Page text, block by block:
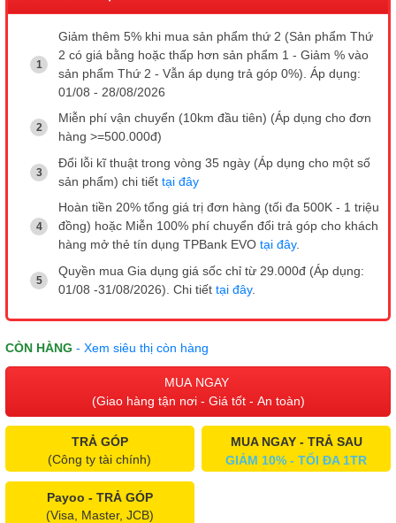
Giảm thêm 5% khi mua sản phẩm thứ 2 (Sản phẩm Thứ
2 có giá bằng hoặc thấp hơn sản phẩm 1 - Giảm % vào
sản phẩm Thứ 2 - Vẫn áp dụng trả góp 0%). Áp dụng:
01/08 - 28/08/2026
Miễn phí vận chuyển (10km đầu tiên) (Áp dụng cho đơn
hàng >=500.000đ)
Đổi lỗi kĩ thuật trong vòng 35 ngày (Áp dụng cho một số
sản phẩm) chi tiết tại đây
Hoàn tiền 20% tổng giá trị đơn hàng (tối đa 500K - 1 triệu
đồng) hoặc Miễn 100% phí chuyển đổi trả góp cho khách
hàng mở thẻ tín dụng TPBank EVO tại đây.
Quyền mua Gia dụng giá sốc chỉ từ 29.000đ (Áp dụng:
01/08 -31/08/2026). Chi tiết tại đây.
CÒN HÀNG - Xem siêu thị còn hàng
MUA NGAY
(Giao hàng tận nơi - Giá tốt - An toàn)
TRẢ GÓP
(Công ty tài chính)
MUA NGAY - TRẢ SAU
GIẢM 10% - TỐI ĐA 1TR
Payoo - TRẢ GÓP
(Visa, Master, JCB)